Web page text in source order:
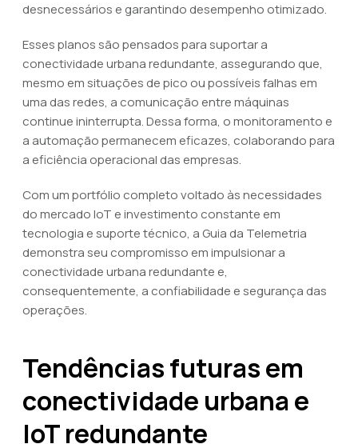
desnecessários e garantindo desempenho otimizado.
Esses planos são pensados para suportar a
conectividade urbana redundante, assegurando que,
mesmo em situações de pico ou possíveis falhas em
uma das redes, a comunicação entre máquinas
continue ininterrupta. Dessa forma, o monitoramento e
a automação permanecem eficazes, colaborando para
a eficiência operacional das empresas.
Com um portfólio completo voltado às necessidades
do mercado IoT e investimento constante em
tecnologia e suporte técnico, a Guia da Telemetria
demonstra seu compromisso em impulsionar a
conectividade urbana redundante e,
consequentemente, a confiabilidade e segurança das
operações.
Tendências futuras em
conectividade urbana e
IoT redundante